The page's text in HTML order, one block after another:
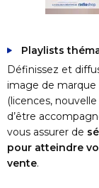
Playlists
Définissez et
image de marque
(licences,
d’être
vous assurer de
pour atteindre
vente.